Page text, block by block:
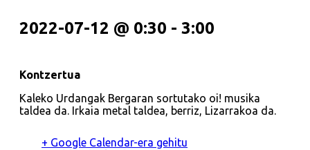
2022-07-12 @ 0:30 - 3:00
Kontzertua
Kaleko Urdangak Bergaran sortutako oi! musika
taldea da. Irkaia metal taldea, berriz, Lizarrakoa da.
+ Google Calendar-era gehitu